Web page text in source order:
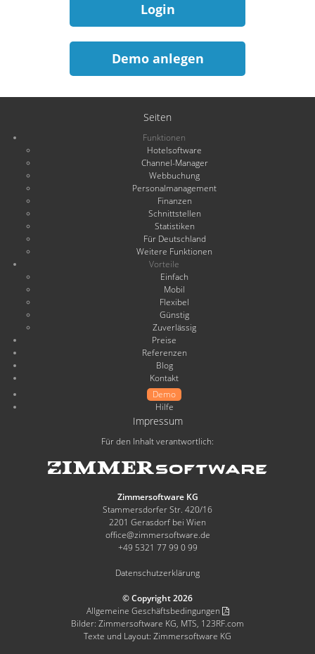
Login
Demo anlegen
Seiten
Funktionen
Hotelsoftware
Channel-Manager
Webbuchung
Personalmanagement
Finanzen
Schnittstellen
Statistiken
Für Deutschland
Weitere Funktionen
Vorteile
Einfach
Mobil
Flexibel
Günstig
Zuverlässig
Preise
Referenzen
Blog
Kontakt
Demo
Hilfe
Impressum
Für den Inhalt verantwortlich:
Zimmersoftware KG
Stammersdorfer Str. 420/16
2201 Gerasdorf bei Wien
office@zimmersoftware.de
+49 5321 77 99 0 99
Datenschutzerklärung
© Copyright 2026
Allgemeine Geschäftsbedingungen
Bilder: Zimmersoftware KG, MTS, 123RF.com
Texte und Layout: Zimmersoftware KG